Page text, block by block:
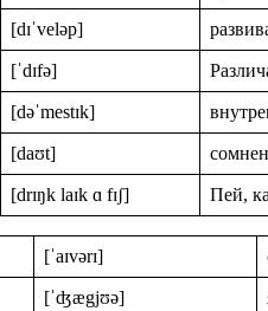
[dɪˈveləp]
[ˈdɪfə]
[dəˈmestɪk]
[daʊt]
[drɪŋk laɪk ɑ fɪʃ] Пей,
[ˈaɪvərɪ]
[ˈʤægjʊə]